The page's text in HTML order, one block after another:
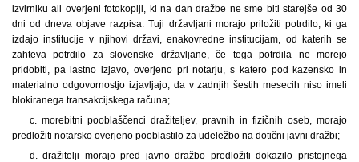
izvirniku ali overjeni fotokopiji, ki na dan dražbe ne sme biti starejše od 30
dni od dneva objave razpisa. Tuji državljani morajo priložiti potrdilo, ki ga
izdajo institucije v njihovi državi, enakovredne institucijam, od katerih se
zahteva potrdilo za slovenske državljane, če tega potrdila ne morejo
pridobiti, pa lastno izjavo, overjeno pri notarju, s katero pod kazensko in
materialno odgovornostjo izjavljajo, da v zadnjih šestih mesecih niso imeli
blokiranega transakcijskega računa;
c. morebitni pooblaščenci dražiteljev, pravnih in fizičnih oseb, morajo
predložiti notarsko overjeno pooblastilo za udeležbo na dotični javni dražbi;
d. dražitelji morajo pred javno dražbo predložiti dokazilo pristojnega